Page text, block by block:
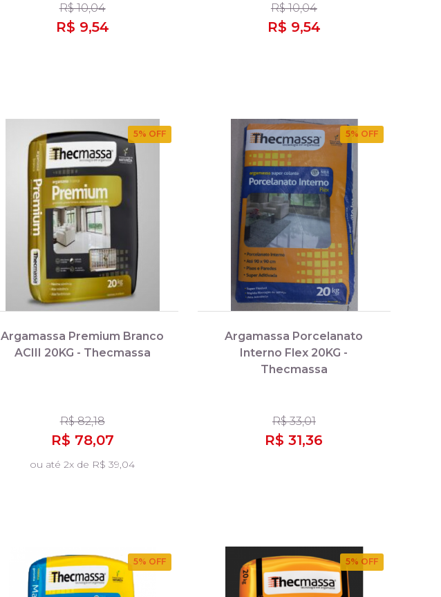
R$ 10,04
R$ 9,54
R$ 10,04
R$ 9,54
5% OFF
Argamassa Premium Branco
ACIII 20KG - Thecmassa
R$ 82,18
R$ 78,07
ou até 2x de R$ 39,04
5% OFF
Argamassa Porcelanato
Interno Flex 20KG -
Thecmassa
R$ 33,01
R$ 31,36
5% OFF 5% OFF